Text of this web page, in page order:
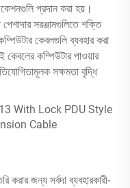
প্রদান করা হয়।
সরঞ্জামগুলিতে শক্তি
কেবলগুলি ব্যবহার করা
কেবলের কম্পিউটার পাওয়ার
সক্ষমতা বৃদ্ধি
করার জন্য সর্বদা ব্যবহারকারী-